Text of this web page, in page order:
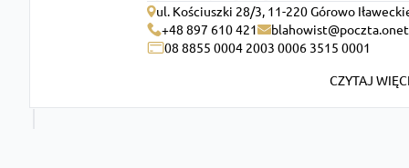
ul. Kościuszki 28/3, 11-220 Górowo
+48 897 610 421
08 8855 0004 2003 0006 3515 0001
CZYTAJ